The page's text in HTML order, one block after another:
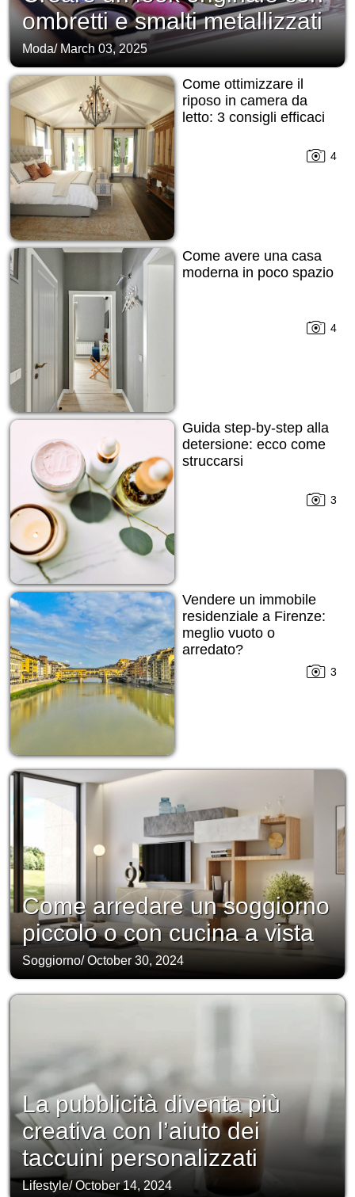
ombretti e smalti metallizzati
Moda/ March 03, 2025
Come ottimizzare il
riposo in camera da
letto: 3 consigli efficaci
4
Come avere una casa
moderna in poco spazio
4
Guida step-by-step alla
detersione: ecco come
struccarsi
3
Vendere un immobile
residenziale a Firenze:
meglio vuoto o
arredato?
3
Come arredare un soggiorno
piccolo o con cucina a vista
Soggiorno/October 30, 2024
La pubblicità diventa più
creativa con l’aiuto dei
taccuini personalizzati
Lifestyle/October 14, 2024